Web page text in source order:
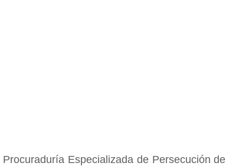
Especializada de Persecución de